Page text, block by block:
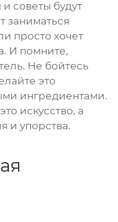
советы будут
заниматься
просто хочет
И помните,
Не бойтесь
это
ингредиентами.
искусство, а
и упорства.